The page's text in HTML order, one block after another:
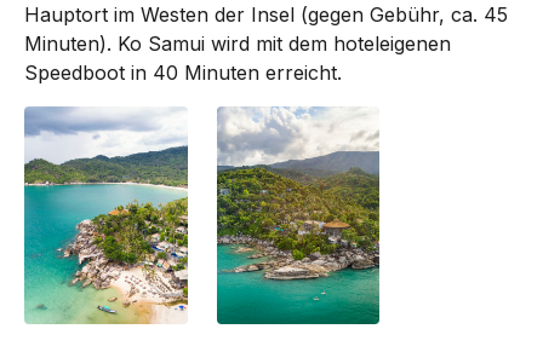
Hauptort im Westen der Insel (gegen Gebühr, ca. 45
Minuten). Ko Samui wird mit dem hoteleigenen
Speedboot in 40 Minuten erreicht.